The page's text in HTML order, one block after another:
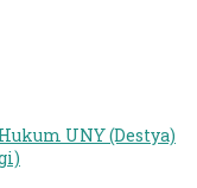
UNY (Destya)